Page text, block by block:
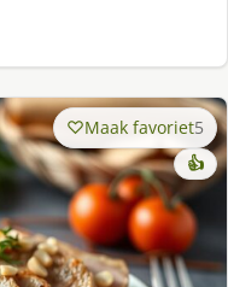
Maak favoriet5
👍